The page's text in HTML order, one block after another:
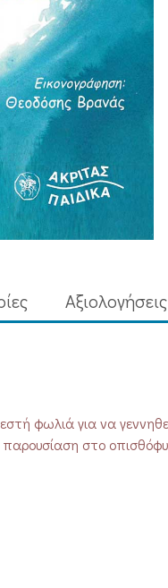
Aξιολογήσεις
φωλιά για να
στο